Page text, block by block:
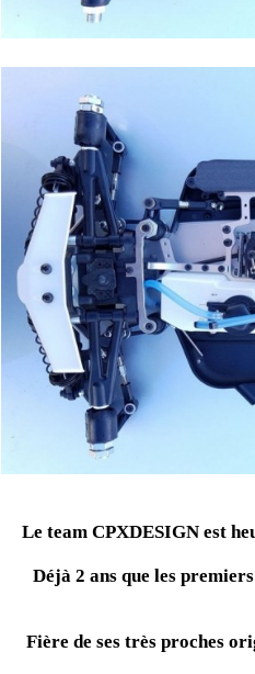
Le team CPXDESIGN est
Déjà 2 ans que les
Fière de ses très proches